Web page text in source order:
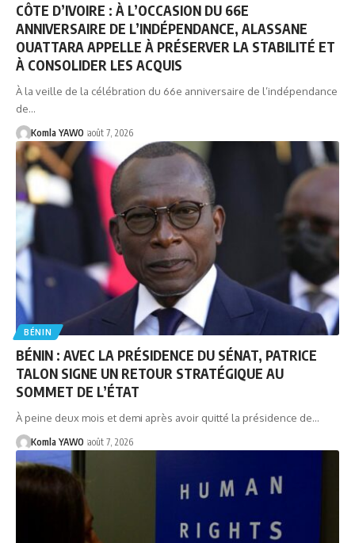
CÔTE D’IVOIRE : À L’OCCASION DU 66E
ANNIVERSAIRE DE L’INDÉPENDANCE, ALASSANE
OUATTARA APPELLE À PRÉSERVER LA STABILITÉ ET
À CONSOLIDER LES ACQUIS
À la veille de la célébration du 66e anniversaire de l’indépendance
de…
Komla YAWO août 7, 2026
BÉNIN
BÉNIN : AVEC LA PRÉSIDENCE DU SÉNAT, PATRICE
TALON SIGNE UN RETOUR STRATÉGIQUE AU
SOMMET DE L’ÉTAT
À peine deux mois et demi après avoir quitté la présidence de…
Komla YAWO août 7, 2026